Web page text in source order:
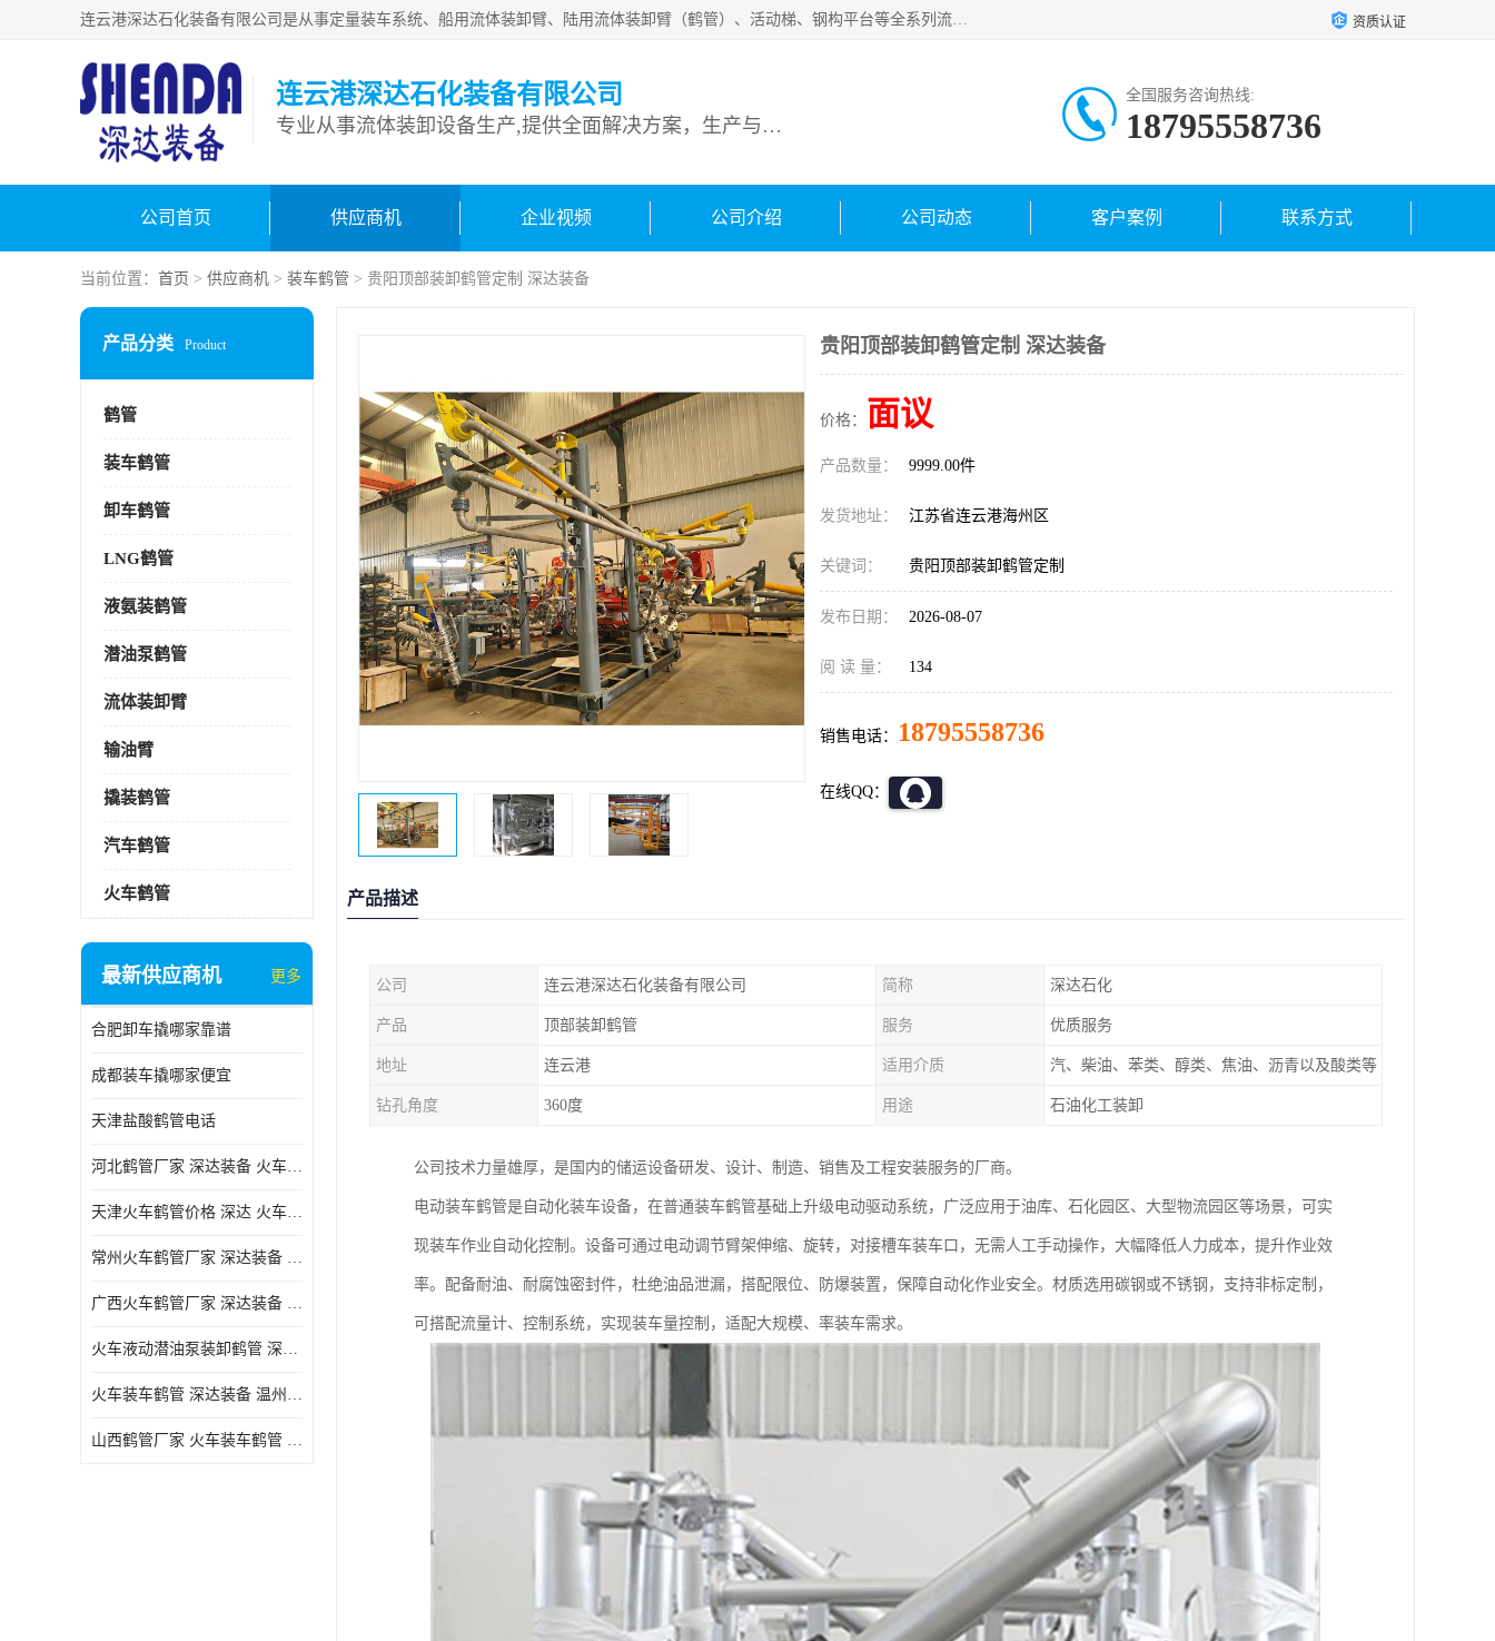
连云港深达石化装备有限公司是从事定量装车系统、船用流体装卸臂、陆用流体装卸臂（鹤管）、活动梯、钢构平台等全系列流体装卸设备的设计、制造、销售以及服务的专业供应商。公司始终以客户为中心，密切跟踪国内外油气储运及装卸设备先进技术的发展，以先进的技术、优质的产品、一流的服务，满足客户需求。 资质认证
连云港深达石化装备有限公司
专业从事流体装卸设备生产,提供全面解决方案，生产与定制服务
全国服务咨询热线:
18795558736
公司首页 供应商机 企业视频 公司介绍 公司动态 客户案例 联系方式
当前位置： 首页 > 供应商机 > 装车鹤管 > 贵阳顶部装卸鹤管定制 深达装备
产品分类 Product
鹤管
装车鹤管
卸车鹤管
LNG鹤管
液氨装鹤管
潜油泵鹤管
流体装卸臂
输油臂
撬装鹤管
汽车鹤管
火车鹤管
最新供应商机 更多
合肥卸车撬哪家靠谱
成都装车撬哪家便宜
天津盐酸鹤管电话
河北鹤管厂家 深达装备 火车液动潜油泵装卸鹤管
天津火车鹤管价格 深达 火车鹤管系列
常州火车鹤管厂家 深达装备 火车鹤管系列
广西火车鹤管厂家 深达装备 火车鹤管系列
火车液动潜油泵装卸鹤管 深达装备 安徽火车鹤管厂家
火车装车鹤管 深达装备 温州鹤管价格
山西鹤管厂家 火车装车鹤管 深达
贵阳顶部装卸鹤管定制 深达装备
价格： 面议
产品数量： 9999.00件
发货地址： 江苏省连云港海州区
关键词： 贵阳顶部装卸鹤管定制
发布日期： 2026-08-07
阅 读 量： 134
销售电话： 18795558736
在线QQ：
产品描述
公司 连云港深达石化装备有限公司 简称 深达石化
产品 顶部装卸鹤管 服务 优质服务
地址 连云港 适用介质 汽、柴油、苯类、醇类、焦油、沥青以及酸类等
钻孔角度 360度 用途 石油化工装卸
公司技术力量雄厚，是国内的储运设备研发、设计、制造、销售及工程安装服务的厂商。
电动装车鹤管是自动化装车设备，在普通装车鹤管基础上升级电动驱动系统，广泛应用于油库、石化园区、大型物流园区等场景，可实
现装车作业自动化控制。设备可通过电动调节臂架伸缩、旋转，对接槽车装车口，无需人工手动操作，大幅降低人力成本，提升作业效
率。配备耐油、耐腐蚀密封件，杜绝油品泄漏，搭配限位、防爆装置，保障自动化作业安全。材质选用碳钢或不锈钢，支持非标定制，
可搭配流量计、控制系统，实现装车量控制，适配大规模、率装车需求。